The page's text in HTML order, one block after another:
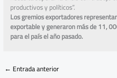
productivos y políticos”.
Los gremios exportadores
exportable y generaron más de 11,
para el país el año pasado.
← Entrada anterior